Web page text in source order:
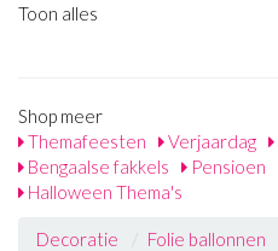
Toon alles
Shop meer
Themafeesten
Verjaardag
Bengaalse fakkels
Pensioen
Halloween Thema's
Decoratie
Folie ballonnen